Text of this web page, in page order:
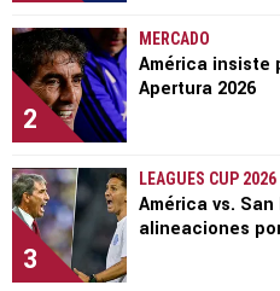
2
MERCADO
América insiste
Apertura 2026
3
LEAGUES CUP 2026
América vs.
alineaciones